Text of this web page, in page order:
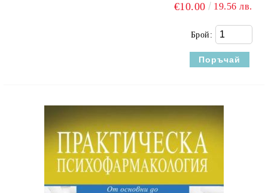
€10.00 19.56 лв.
Брой: